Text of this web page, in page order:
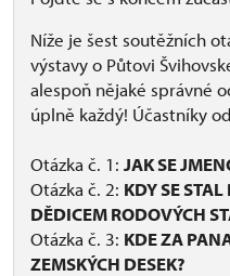
Níže je šest soutěžních
výstavy o Půtovi
alespoň nějaké správné
úplně každý! Účastníky
Otázka č. 1: JAK SE
Otázka č. 2: KDY SE
DĚDICEM RODOVÝCH
Otázka č. 3: KDE ZA
ZEMSKÝCH DESEK?